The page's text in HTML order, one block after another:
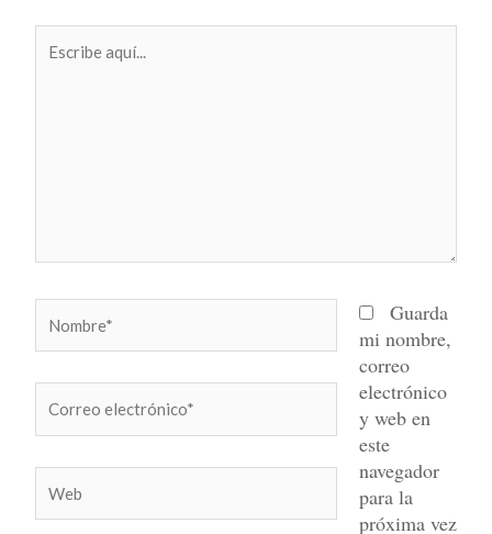
aquí...
electrónico*
Guarda
mi nombre,
correo
electrónico
y web en
este
navegador
para la
próxima vez